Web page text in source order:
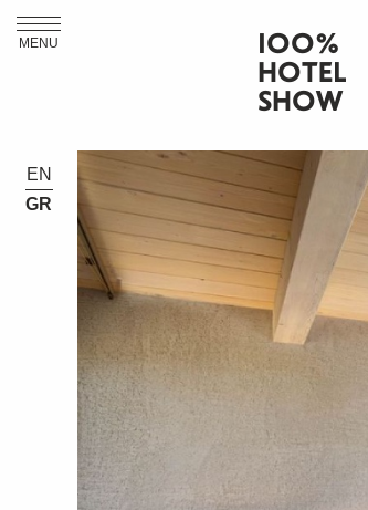
MENU
ΙΟΟ%
HOTEL
SHOW
EN
GR